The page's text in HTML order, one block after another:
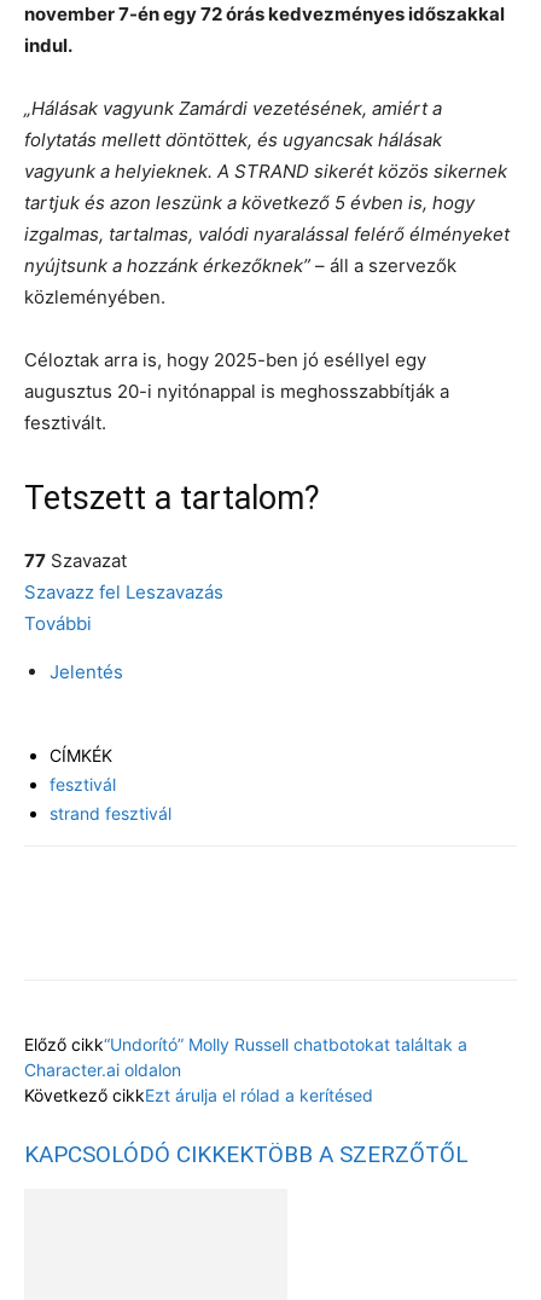
november 7-én egy 72 órás kedvezményes időszakkal
indul.
„Hálásak vagyunk Zamárdi vezetésének, amiért a
folytatás mellett döntöttek, és ugyancsak hálásak
vagyunk a helyieknek. A STRAND sikerét közös sikernek
tartjuk és azon leszünk a következő 5 évben is, hogy
izgalmas, tartalmas, valódi nyaralással felérő élményeket
nyújtsunk a hozzánk érkezőknek” – áll a szervezők
közleményében.
Céloztak arra is, hogy 2025-ben jó eséllyel egy
augusztus 20-i nyitónappal is meghosszabbítják a
fesztivált.
Tetszett a tartalom?
77 Szavazat
Szavazz fel Leszavazás
További
Jelentés
CÍMKÉK
fesztivál
strand fesztivál
Előző cikk“Undorító” Molly Russell chatbotokat találtak a
Character.ai oldalon
Következő cikkEzt árulja el rólad a kerítésed
KAPCSOLÓDÓ CIKKEKTÖBB A SZERZŐTŐL